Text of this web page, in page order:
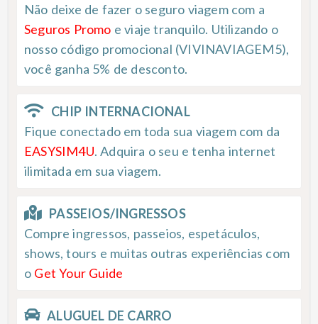
Não deixe de fazer o seguro viagem com a
Seguros Promo e viaje tranquilo. Utilizando o
nosso código promocional (VIVINAVIAGEM5),
você ganha 5% de desconto.
CHIP INTERNACIONAL
Fique conectado em toda sua viagem com da
EASYSIM4U. Adquira o seu e tenha internet
ilimitada em sua viagem.
PASSEIOS/INGRESSOS
Compre ingressos, passeios, espetáculos,
shows, tours e muitas outras experiências com
o Get Your Guide
ALUGUEL DE CARRO